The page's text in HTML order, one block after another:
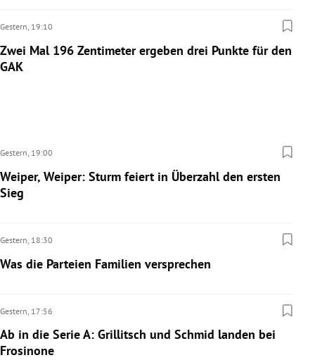
Gestern, 19:10
Zwei Mal 196 Zentimeter ergeben drei Punkte für den
GAK
Gestern, 19:00
Weiper, Weiper: Sturm feiert in Überzahl den ersten
Sieg
Gestern, 18:30
Was die Parteien Familien versprechen
Gestern, 17:56
Ab in die Serie A: Grillitsch und Schmid landen bei
Frosinone